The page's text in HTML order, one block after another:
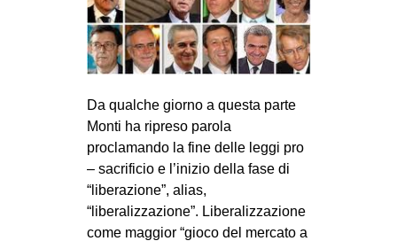
Da qualche giorno a questa parte
Monti ha ripreso parola
proclamando la fine delle leggi pro
– sacrificio e l’inizio della fase di
“liberazione”, alias,
“liberalizzazione”. Liberalizzazione
come maggior “gioco del mercato a